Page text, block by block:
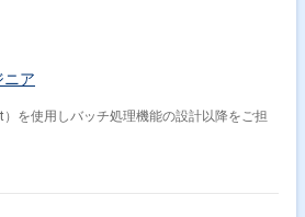
ニア
を使用しバッチ処理機能の設計以降をご担